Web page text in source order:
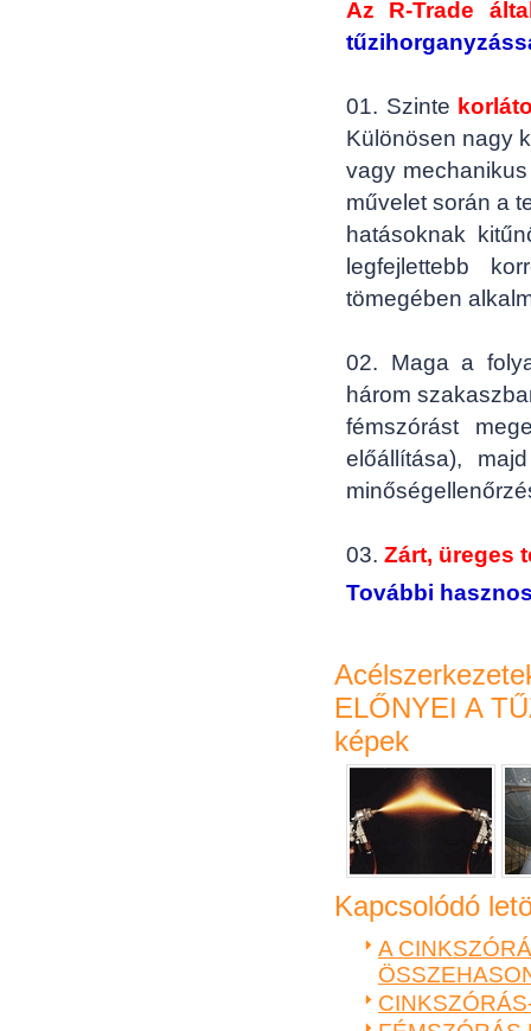
Az R-Trade
01. Szinte
Különösen nagy
vagy
művelet során a
hatásoknak
legfejlettebb
tömegében
02. Maga a
három
fémszórást
előállítása),
03. Zárt, üreges
További
ELŐNYEI A
képek
Kapcsolódó
A